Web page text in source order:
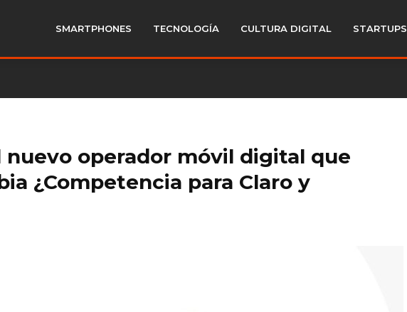
SMARTPHONES TECNOLOGÍA CULTURA DIGITAL STARTUPS
nuevo operador móvil digital que
¿Competencia para Claro y